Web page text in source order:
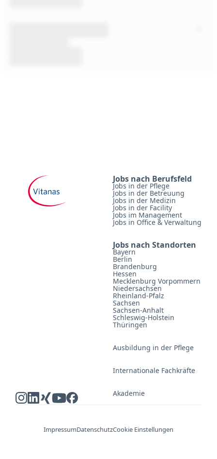
Jobs nach Berufsfeld
Jobs in der Pflege
Jobs in der Betreuung
Jobs in der Medizin
Jobs in der Facility
Jobs im Management
Jobs in Office & Verwaltung
Jobs nach Standorten
Bayern
Berlin
Brandenburg
Hessen
Mecklenburg Vorpommern
Niedersachsen
Rheinland-Pfalz
Sachsen
Sachsen-Anhalt
Schleswig-Holstein
Thüringen
Ausbildung in der Pflege
Internationale Fachkräfte
Akademie
ImpressumDatenschutzCookie Einstellungen